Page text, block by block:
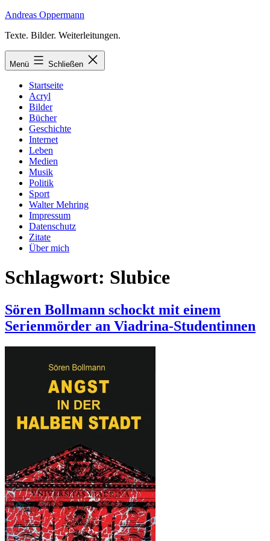
Zum
springen
Andreas Oppermann
Texte. Bilder. Weiterleitungen.
Menü Schließen
Startseite
Acryl
Bilder
Bücher
Geschichte
Internet
Leben
Medien
Musik
Politik
Sport
Walter Mehring
Impressum
Datenschutz
Zitate
Über mich
Schlagwort: Slubice
Sören Bollmann schockt mit einem
Serienmörder an Viadrina-Studentinnen